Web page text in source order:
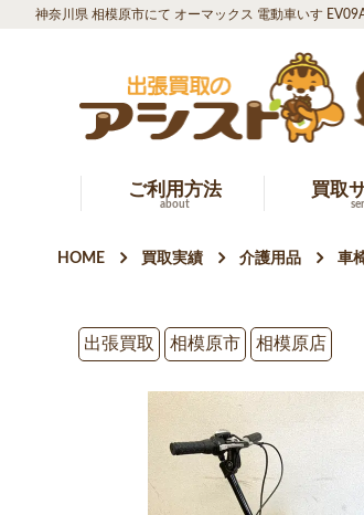
神奈川県 相模原市にて オーマックス 電動車いす
ご利用方法
about
買取
HOME 買取実績 介護用品 車
出張買取
相模原市 相模原店